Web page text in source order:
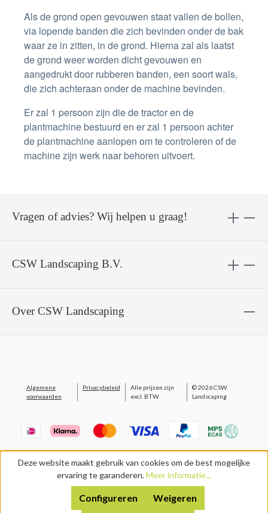
Als de grond open gevouwen staat vallen de bollen,
via lopende banden die zich bevinden onder de bak
waar ze in zitten, in de grond. Hierna zal als laatst
de grond weer worden dicht gevouwen en
aangedrukt door rubberen banden, een soort wals,
die zich achteraan onder de machine bevinden.
Er zal 1 persoon zijn die de tractor en de
plantmachine bestuurd en er zal 1 persoon achter
de plantmachine aanlopen om te controleren of de
machine zijn werk naar behoren uitvoert.
CSW Landscaping B.V.
Vragen of advies? Wij helpen u graag!
Over CSW Landscaping
Algemene
voorwaarden
Privacybeleid
Alle prijzen zijn
excl. BTW
© 2026 CSW
Landscaping
Deze website maakt gebruik van cookies om de best mogelijke
ervaring te garanderen.Meer informatie...
Weigeren
Configureren